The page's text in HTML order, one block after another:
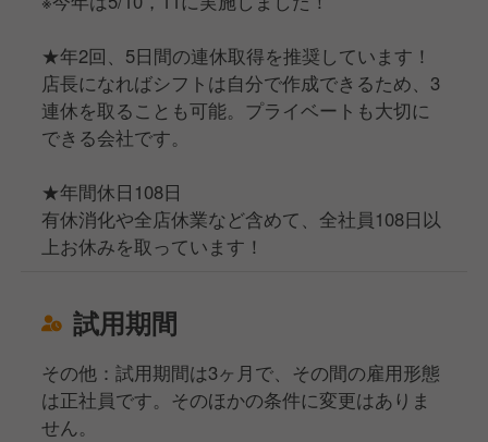
★年2回、5日間の連休取得を推奨しています！
店長になればシフトは自分で作成できるため、3
連休を取ることも可能。プライベートも大切に
できる会社です。
★年間休日108日
有休消化や全店休業など含めて、全社員108日以
上お休みを取っています！
試用期間
その他：試用期間は3ヶ月で、その間の雇用形態
は正社員です。そのほかの条件に変更はありま
せん。